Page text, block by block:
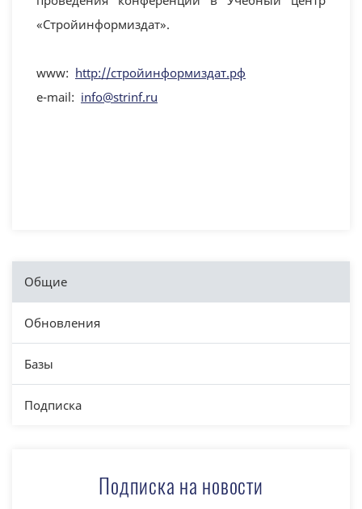
«Стройинформиздат».
www: http://стройинформиздат.рф
e-mail: info@strinf.ru
Общие
Обновления
Базы
Подписка
Подписка на новости